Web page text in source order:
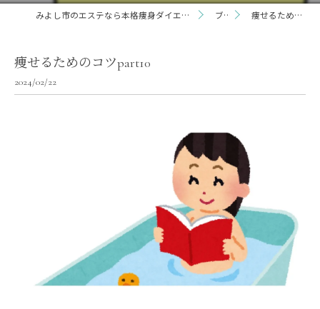
みよし市のエステなら本格痩身ダイエット専門サロン輝 らいと 三好店 ブログ 痩せるためのコツpart10
痩せるためのコツpart10
2024/02/22